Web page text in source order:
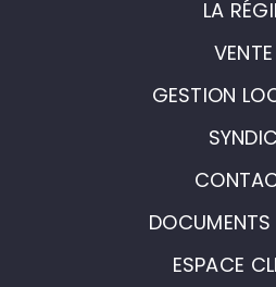
LA
VENTE
GESTION
SYNDIC
DOCUMENTS
ESPACE